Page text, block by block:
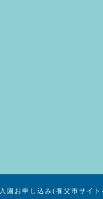
入園お申し込み(養父市サイ